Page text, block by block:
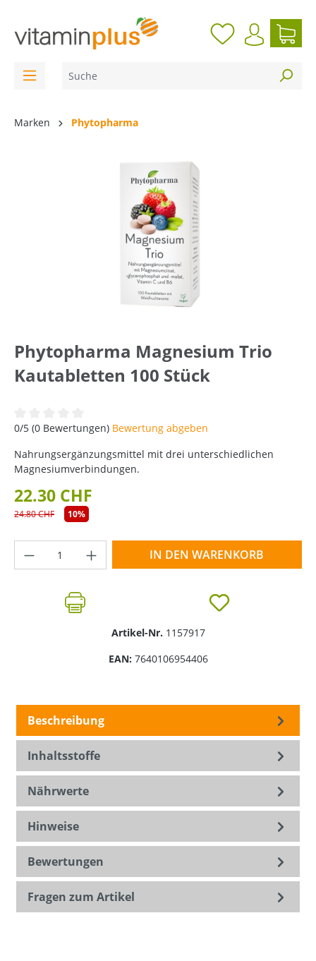
Marken Phytopharma
Phytopharma Magnesium Trio
Kautabletten 100 Stück
Durchschnittliche Bewertung von 0 von 5 Sternen
0/5 (0 Bewertungen) Bewertung abgeben
Nahrungsergänzungsmittel mit drei unterschiedlichen
Magnesiumverbindungen.
22.30 CHF
24.80 CHF 10%
Produkt Anzahl: Gib den gewünschten
IN DEN WARENKORB
Artikel-Nr. 1157917
EAN: 7640106954406
Beschreibung
Inhaltsstoffe
Nährwerte
Hinweise
Bewertungen
Fragen zum Artikel